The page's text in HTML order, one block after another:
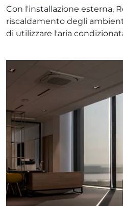
Con l'installazione esterna,
riscaldamento degli
di utilizzare l'aria